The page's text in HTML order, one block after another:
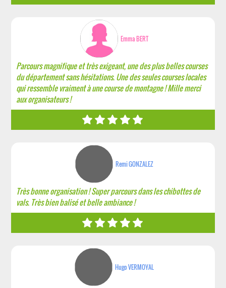
Emma BERT
Parcours magnifique et très exigeant, une des plus belles courses
du département sans hésitations. Une des seules courses locales
qui ressemble vraiment à une course de montagne ! Mille merci
aux organisateurs !
Remi GONZALEZ
Très bonne organisation ! Super parcours dans les chibottes de
vals. Très bien balisé et belle ambiance !
Hugo VERMOYAL